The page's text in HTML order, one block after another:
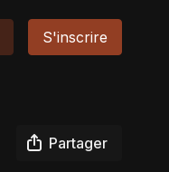
S'inscrire
Partager